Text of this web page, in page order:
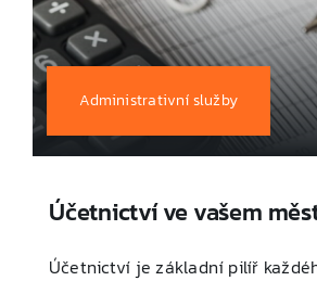
Administrativní služby
Účetnictví ve vašem
Účetnictví je základní pilíř